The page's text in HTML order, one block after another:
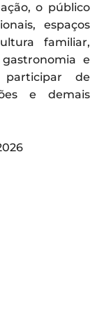
o público
espaços
familiar,
e
participar de
e demais